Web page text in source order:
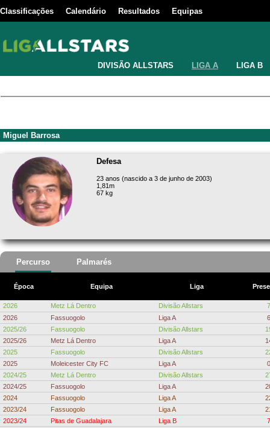
Classificações Calendário Resultados Equipas
DIVISÃO ALLSTARS LIGA A LIGA B
Miguel Barrosa
Defesa
23 anos (nascido a 3 de junho de 2003)
1,81m
67 kg
Percurso Palmarés
Época Equipa Liga
2026 Metz Lá Dentro Divisão Allstars
7
2026
Fassuogolo Liga A
6
2025/26
Fassuogolo Divisão Allstars
2025/26
Metz Lá Dentro Liga A
2025
Fassuogolo Divisão Allstars
2025
Moleicester City FC Liga A
0
2024/25
Metz Lá Dentro Divisão Allstars
2024/25
Fassuogolo Liga A
2024
Fassuogolo Liga A
2023/24
Fassuogolo Liga A
2023/24
Pitas de Guadalajara Liga B
7